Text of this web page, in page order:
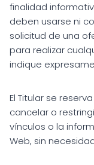
finalidad
deben usarse ni
solicitud de una
para realizar
indique
El Titular se
cancelar o
vínculos o la
Web, sin